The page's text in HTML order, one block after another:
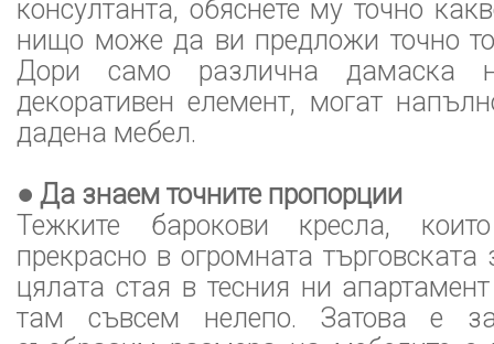
консултанта, обяснете му точно
нищо може да ви предложи точно
Дори само различна дамаска
декоративен елемент, могат
дадена мебел.
● Да знаем точните пропорции
Тежките барокови кресла,
прекрасно в огромната
цялата стая в тесния ни
там съвсем нелепо. Затова е